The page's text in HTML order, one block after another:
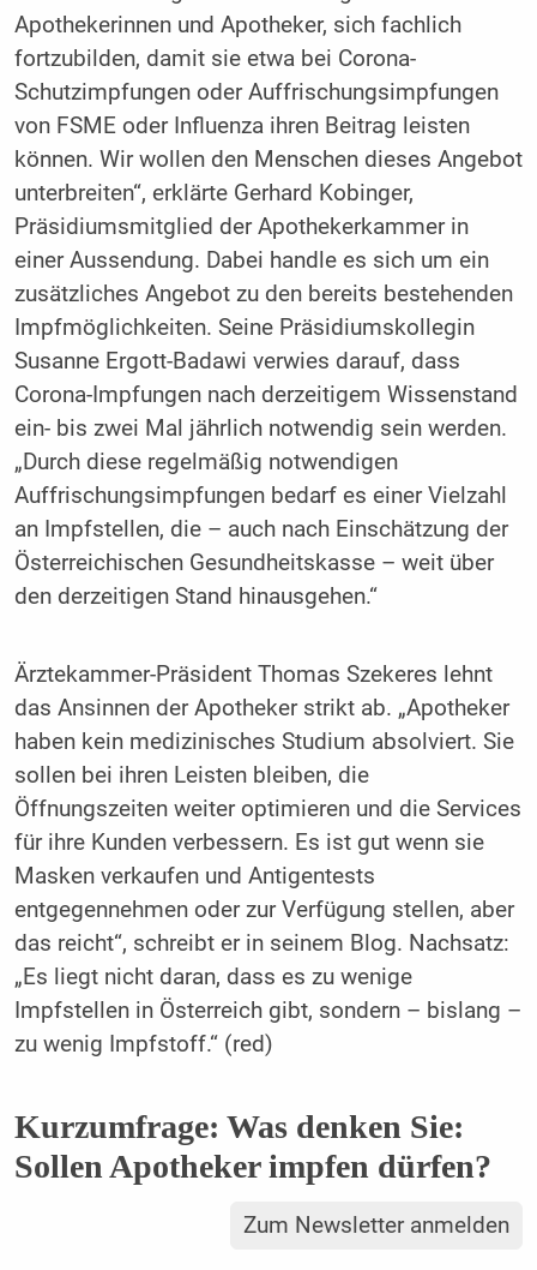
Apothekerinnen und Apotheker, sich fachlich
fortzubilden, damit sie etwa bei Corona-
Schutzimpfungen oder Auffrischungsimpfungen
von FSME oder Influenza ihren Beitrag leisten
können. Wir wollen den Menschen dieses Angebot
unterbreiten“, erklärte Gerhard Kobinger,
Präsidiumsmitglied der Apothekerkammer in
einer Aussendung. Dabei handle es sich um ein
zusätzliches Angebot zu den bereits bestehenden
Impfmöglichkeiten. Seine Präsidiumskollegin
Susanne Ergott-Badawi verwies darauf, dass
Corona-Impfungen nach derzeitigem Wissenstand
ein- bis zwei Mal jährlich notwendig sein werden.
„Durch diese regelmäßig notwendigen
Auffrischungsimpfungen bedarf es einer Vielzahl
an Impfstellen, die – auch nach Einschätzung der
Österreichischen Gesundheitskasse – weit über
den derzeitigen Stand hinausgehen.“
Ärztekammer-Präsident Thomas Szekeres lehnt
das Ansinnen der Apotheker strikt ab. „Apotheker
haben kein medizinisches Studium absolviert. Sie
sollen bei ihren Leisten bleiben, die
Öffnungszeiten weiter optimieren und die Services
für ihre Kunden verbessern. Es ist gut wenn sie
Masken verkaufen und Antigentests
entgegennehmen oder zur Verfügung stellen, aber
das reicht“, schreibt er in seinem Blog. Nachsatz:
„Es liegt nicht daran, dass es zu wenige
Impfstellen in Österreich gibt, sondern – bislang –
zu wenig Impfstoff.“ (red)
Kurzumfrage: Was denken Sie:
Sollen Apotheker impfen dürfen?
Zum Newsletter anmelden